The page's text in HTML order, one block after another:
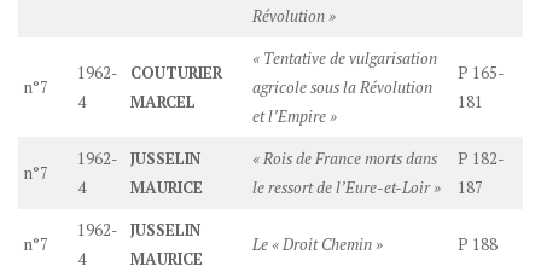
Révolution »
n°7
1962-
4
COUTURIER
MARCEL
« Tentative de vulgarisation
agricole sous la Révolution
et l’Empire »
P 165-
181
n°7
1962-
4
JUSSELIN
MAURICE
« Rois de France morts dans
le ressort de l’Eure-et-Loir »
P 182-
187
n°7
1962-
4
JUSSELIN
MAURICE
Le « Droit Chemin » P 188